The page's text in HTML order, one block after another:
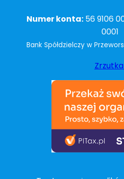
Numer konta:56 9106
0001
Bank Spółdzielczy w
Zrzutka